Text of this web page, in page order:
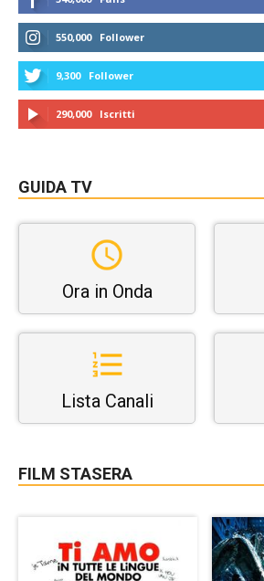
550,000 Follower
9,300 Follower
290,000 Iscritti
GUIDA TV
Ora in Onda
Lista Canali
FILM STASERA